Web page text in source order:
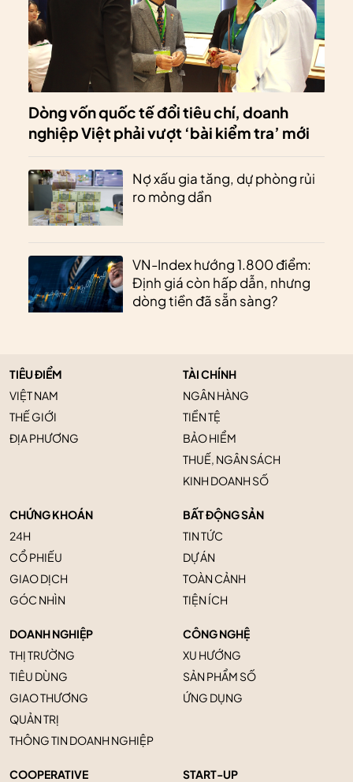
Dòng vốn quốc tế đổi tiêu chí, doanh
nghiệp Việt phải vượt ‘bài kiểm tra’ mới
Nợ xấu gia tăng, dự phòng rủi
ro mỏng dần
VN-Index hướng 1.800 điểm:
Định giá còn hấp dẫn, nhưng
dòng tiền đã sẵn sàng?
TIÊU ĐIỂM
VIỆT NAM
THẾ GIỚI
ĐỊA PHƯƠNG
TÀI CHÍNH
NGÂN HÀNG
TIỀN TỆ
BẢO HIỂM
THUẾ, NGÂN SÁCH
KINH DOANH SỐ
CHỨNG KHOÁN
24H
CỔ PHIẾU
GIAO DỊCH
GÓC NHÌN
BẤT ĐỘNG SẢN
TIN TỨC
DỰ ÁN
TOÀN CẢNH
TIỆN ÍCH
DOANH NGHIỆP
THỊ TRƯỜNG
TIÊU DÙNG
GIAO THƯƠNG
QUẢN TRỊ
THÔNG TIN DOANH NGHIỆP
CÔNG NGHỆ
XU HƯỚNG
SẢN PHẨM SỐ
ỨNG DỤNG
COOPERATIVE
START-UP